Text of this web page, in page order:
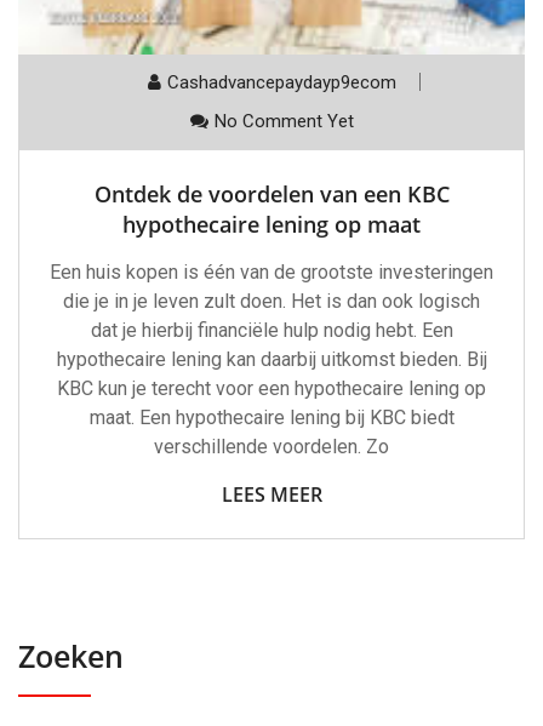
Cashadvancepaydayp9ecom
No Comment Yet
Ontdek de voordelen van een KBC
hypothecaire lening op maat
Een huis kopen is één van de grootste investeringen
die je in je leven zult doen. Het is dan ook logisch
dat je hierbij financiële hulp nodig hebt. Een
hypothecaire lening kan daarbij uitkomst bieden. Bij
KBC kun je terecht voor een hypothecaire lening op
maat. Een hypothecaire lening bij KBC biedt
verschillende voordelen. Zo
LEES MEER
Zoeken